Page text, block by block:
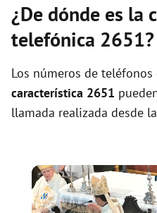
¿De dónde es la
telefónica 2651?
Los números de
característica 2651
llamada realizada desde